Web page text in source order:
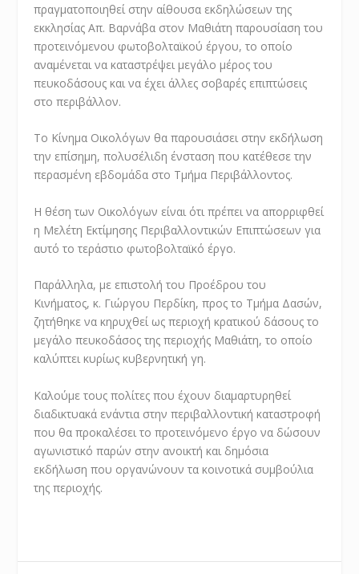
πραγματοποιηθεί στην αίθουσα εκδηλώσεων της
εκκλησίας Απ. Βαρνάβα στον Μαθιάτη παρουσίαση του
προτεινόμενου φωτοβολταϊκού έργου, το οποίο
αναμένεται να καταστρέψει μεγάλο μέρος του
πευκοδάσους και να έχει άλλες σοβαρές επιπτώσεις
στο περιβάλλον.
Το Κίνημα Οικολόγων θα παρουσιάσει στην εκδήλωση
την επίσημη, πολυσέλιδη ένσταση που κατέθεσε την
περασμένη εβδομάδα στο Τμήμα Περιβάλλοντος.
Η θέση των Οικολόγων είναι ότι πρέπει να απορριφθεί
η Μελέτη Εκτίμησης Περιβαλλοντικών Επιπτώσεων για
αυτό το τεράστιο φωτοβολταϊκό έργο.
Παράλληλα, με επιστολή του Προέδρου του
Κινήματος, κ. Γιώργου Περδίκη, προς το Τμήμα Δασών,
ζητήθηκε να κηρυχθεί ως περιοχή κρατικού δάσους το
μεγάλο πευκοδάσος της περιοχής Μαθιάτη, το οποίο
καλύπτει κυρίως κυβερνητική γη.
Καλούμε τους πολίτες που έχουν διαμαρτυρηθεί
διαδικτυακά ενάντια στην περιβαλλοντική καταστροφή
που θα προκαλέσει το προτεινόμενο έργο να δώσουν
αγωνιστικό παρών στην ανοικτή και δημόσια
εκδήλωση που οργανώνουν τα κοινοτικά συμβούλια
της περιοχής.